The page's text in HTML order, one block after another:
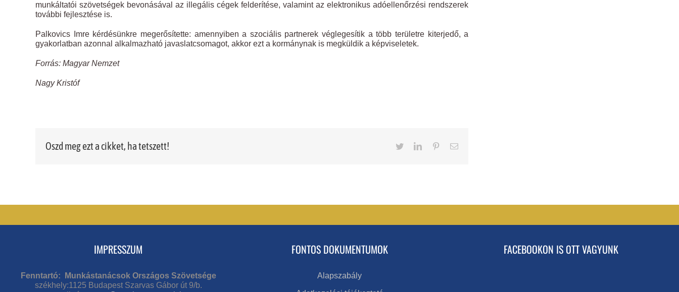
munkáltatói szövetségek bevonásával az illegális cégek felderítése, valamint az elektronikus adóellenőrzési rendszerek
további fejlesztése is.
Palkovics Imre kérdésünkre megerősítette: amennyiben a szociális partnerek véglegesítik a több területre kiterjedő, a
gyakorlatban azonnal alkalmazható javaslatcsomagot, akkor ezt a kormánynak is megküldik a képviseletek.
Forrás: Magyar Nemzet
Nagy Kristóf
Oszd meg ezt a cikket, ha tetszett! TwitterLinkedInPinterestEmail
IMPRESSZUM
Fenntartó: Munkástanácsok Országos Szövetsége
székhely:1125 Budapest Szarvas Gábor út 9/b.
FONTOS DOKUMENTUMOK
Alapszabály
FACEBOOKON IS OTT VAGYUNK